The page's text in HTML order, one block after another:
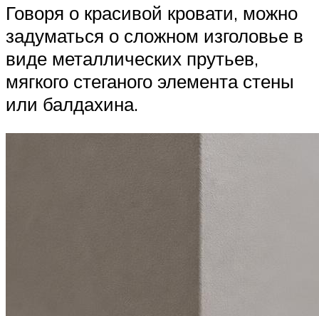
Говоря о красивой кровати, можно
задуматься о сложном изголовье в
виде металлических прутьев,
мягкого стеганого элемента стены
или балдахина.